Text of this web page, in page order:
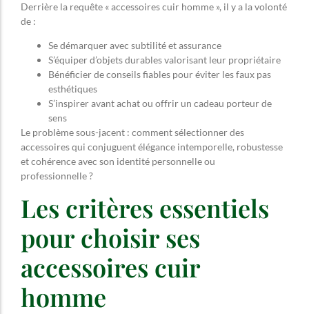
Derrière la requête « accessoires cuir homme », il y a la volonté
de :
Se démarquer avec subtilité et assurance
S’équiper d’objets durables valorisant leur propriétaire
Bénéficier de conseils fiables pour éviter les faux pas
esthétiques
S’inspirer avant achat ou offrir un cadeau porteur de
sens
Le problème sous-jacent : comment sélectionner des
accessoires qui conjuguent élégance intemporelle, robustesse
et cohérence avec son identité personnelle ou
professionnelle ?
Les critères essentiels
pour choisir ses
accessoires cuir
homme